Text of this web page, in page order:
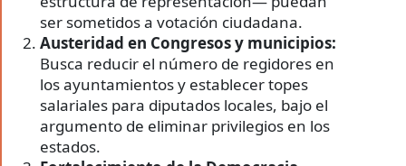
ser sometidos a votación ciudadana.
Austeridad en Congresos y municipios:
Busca reducir el número de regidores en
los ayuntamientos y establecer topes
salariales para diputados locales, bajo el
argumento de eliminar privilegios en los
estados.